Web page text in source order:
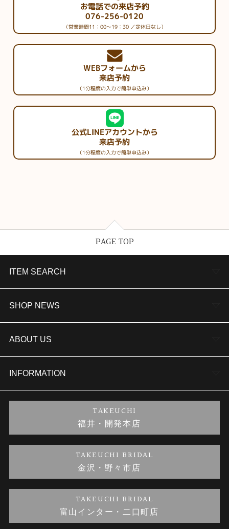
お電話での来店予約
076-256-0120
（営業時間11：00～19：30 ／定休日なし）
WEBフォームから
来店予約
（1分程度の入力で簡単申込み）
公式LINEアカウントから
来店予約
（1分程度の入力で簡単申込み）
PAGE TOP
ITEM SEARCH
婚約指輪
結婚指輪
セットリング
婚約ネックレス
金・プラチナのお取引
SHOP NEWS
TAKEUCHI BRIDAL金沢本店情報
商品一覧
ブランドリスト
金澤指輪工房｜手作りペアリング
金澤指輪工房｜手作り結婚指輪 and 婚約指輪
金澤指輪工房｜手作り婚約指輪プロポーズプラン
ABOUT US
会社概要
お客様の声
INFORMATION
プライバシーポリシー
TAKEUCHI
福井・開発本店
TAKEUCHI BRIDAL
金沢・野々市店
TAKEUCHI BRIDAL
富山インター・二口町店